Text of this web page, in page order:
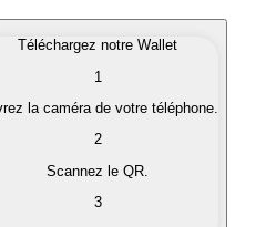
qui vous intéressent
en monnaie
Téléchargez notre Wallet
1
la caméra de votre téléphone.
2
Scannez le QR.
3